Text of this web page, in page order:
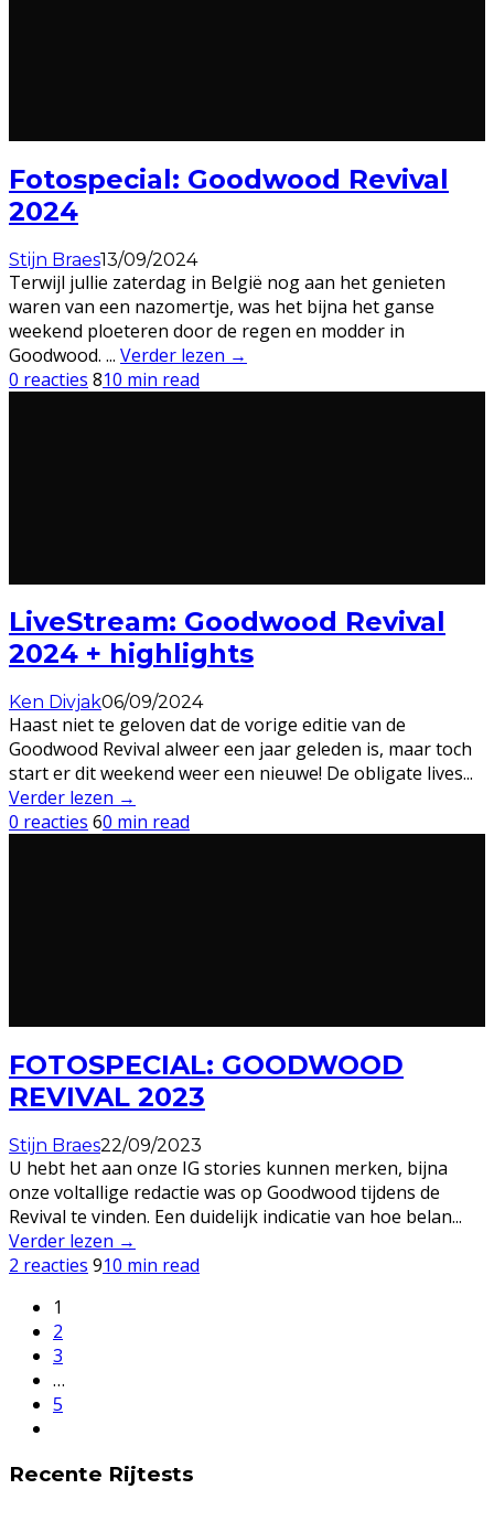
Fotospecial: Goodwood Revival
2024
Stijn Braes13/09/2024
Terwijl jullie zaterdag in België nog aan het genieten
waren van een nazomertje, was het bijna het ganse
weekend ploeteren door de regen en modder in
Goodwood. ... Verder lezen →
0 reacties 810 min read
LiveStream: Goodwood Revival
2024 + highlights
Ken Divjak06/09/2024
Haast niet te geloven dat de vorige editie van de
Goodwood Revival alweer een jaar geleden is, maar toch
start er dit weekend weer een nieuwe! De obligate lives...
Verder lezen →
0 reacties 60 min read
FOTOSPECIAL: GOODWOOD
REVIVAL 2023
Stijn Braes22/09/2023
U hebt het aan onze IG stories kunnen merken, bijna
onze voltallige redactie was op Goodwood tijdens de
Revival te vinden. Een duidelijk indicatie van hoe belan...
Verder lezen →
2 reacties 910 min read
1
2
3
…
5
Recente Rijtests